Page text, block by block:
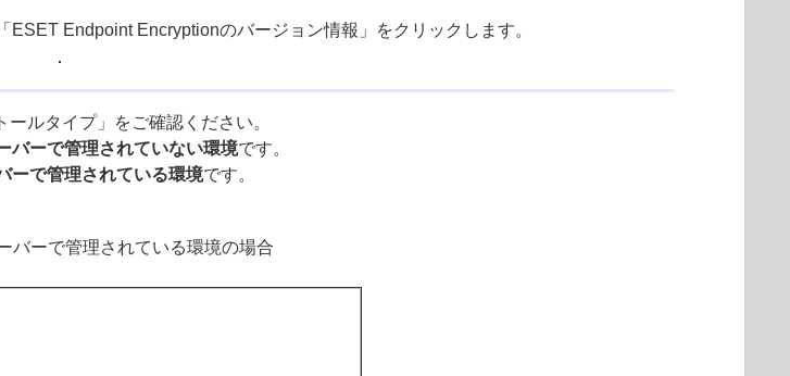
Endpoint Encryptionのバージョン情報」をクリックします。
ルタイプ」をご確認ください。
バーで管理されていない環境です。
ーで管理されている環境です。
バーで管理されている環境の場合